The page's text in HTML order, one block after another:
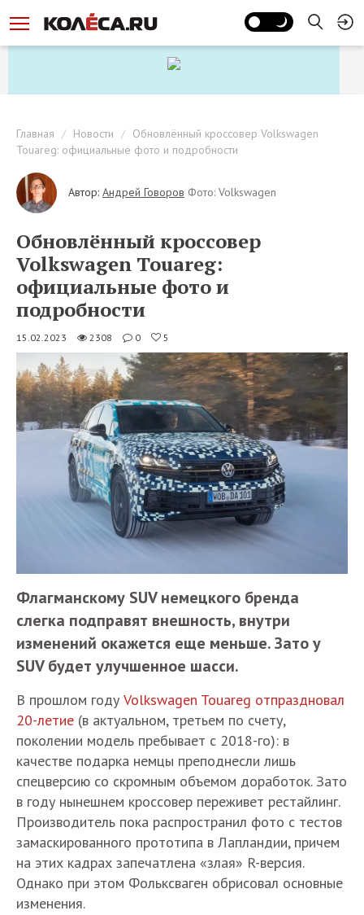
Главная Новости
Обновлённый кроссовер Volkswagen
Touareg: официальные фото и подробности
Автор: Андрей Говоров Фото: Volkswagen
Обновлённый кроссовер
Volkswagen Touareg:
официальные фото и
подробности
15.02.2023 2308 0 5
Флагманскому SUV немецкого бренда
слегка подправят внешность, внутри
изменений окажется еще меньше. Зато у
SUV будет улучшенное шасси.
В прошлом году Volkswagen Touareg отпраздновал
20-летие (в актуальном, третьем по счету,
поколении модель пребывает с 2018-го): в
качестве подарка немцы преподнесли лишь
спецверсию со скромным объемом доработок. Зато
в году нынешнем кроссовер переживет рестайлинг.
Производитель пока распространил фото с тестов
замаскированного прототипа в Лапландии, причем
на этих кадрах запечатлена «злая» R-версия.
Однако при этом Фольксваген обрисовал основные
изменения.